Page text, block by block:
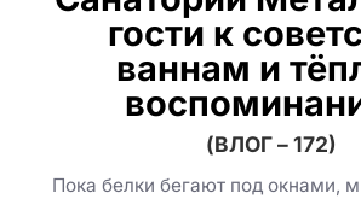
гости к
ваннам и
(ВЛОГ – 172)
Пока белки бегают под окнами,